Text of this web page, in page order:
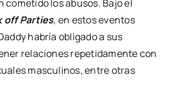
cometido los abusos. Bajo el
off Parties, en estos eventos
habría obligado a sus
relaciones repetidamente con
masculinos, entre otras